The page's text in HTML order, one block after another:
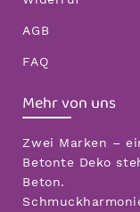
AGB
FAQ
Mehr von uns
Zwei Marken –
Betonte Deko
Beton.